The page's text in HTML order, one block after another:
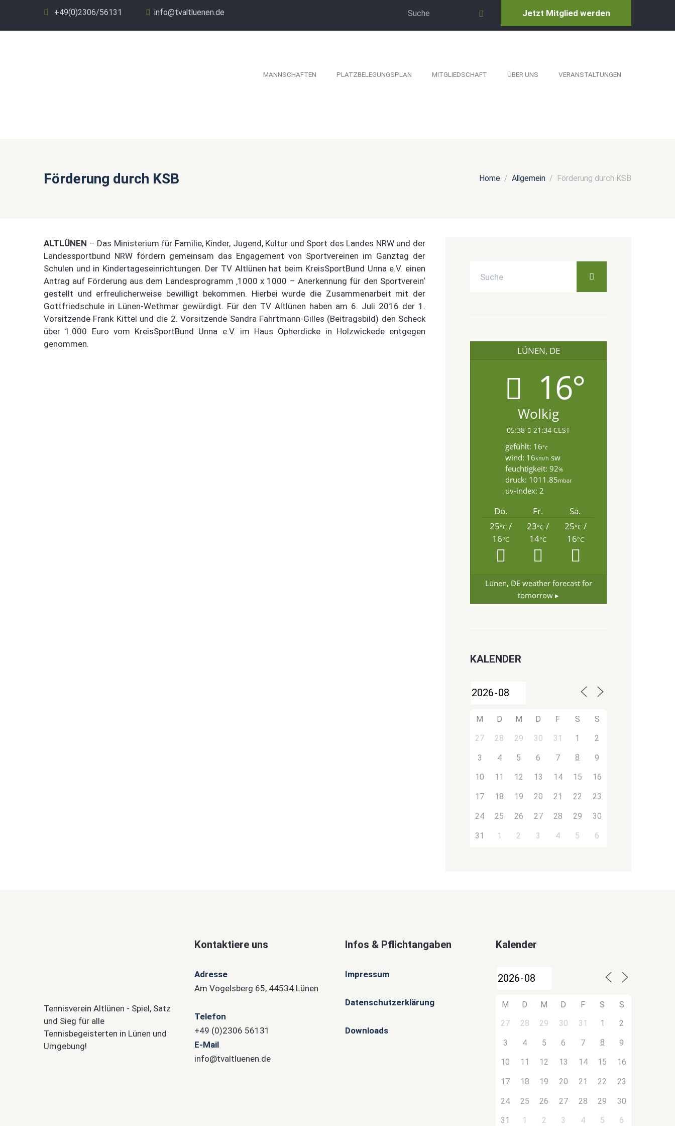
+49(0)2306/56131 info@tvaltluenen.de Jetzt Mitglied werden
MANNSCHAFTEN PLATZBELEGUNGSPLAN MITGLIEDSCHAFT ÜBER UNS VERANSTALTUNGEN
Förderung durch KSB Home Allgemein Förderung durch KSB
ALTLÜNEN – Das Ministerium für Familie, Kinder, Jugend, Kultur und Sport des Landes NRW und der
Landessportbund NRW fördern gemeinsam das Engagement von Sportvereinen im Ganztag der
Schulen und in Kindertageseinrichtungen. Der TV Altlünen hat beim KreisSportBund Unna e.V. einen
Antrag auf Förderung aus dem Landesprogramm ‚1000 x 1000 – Anerkennung für den Sportverein‘
gestellt und erfreulicherweise bewilligt bekommen. Hierbei wurde die Zusammenarbeit mit der
Gottfriedschule in Lünen-Wethmar gewürdigt. Für den TV Altlünen haben am 6. Juli 2016 der 1.
Vorsitzende Frank Kittel und die 2. Vorsitzende Sandra Fahrtmann-Gilles (Beitragsbild) den Scheck
über 1.000 Euro vom KreisSportBund Unna e.V. im Haus Opherdicke in Holzwickede entgegen
genommen.
LÜNEN, DE
16°
Wolkig
05:38 21:34 CEST
gefühlt: 16°c
wind: 16km/h sw
feuchtigkeit: 92%
druck: 1011.85mbar
uv-index: 2
Do. Fr.
Sa.
25°C /
16°C
23°C /
14°C
25°C/
16°C
Lünen, DEweather forecast for
tomorrow ▸
KALENDER
M D M D F S
S
27
28 29 30 31 1 2
3 4 5 6 7 8 9
10 11 12 13 14 15 16
17 18 19 20 21 22 23
24 25 26 27 28 29 30
31 1 2 3 4 5 6
Tennisverein Altlünen - Spiel, Satz
und Sieg für alle
Tennisbegeisterten in Lünen und
Umgebung!
Kontaktiere uns
Adresse
Am Vogelsberg 65, 44534 Lünen
Telefon
+49 (0)2306 56131
E-Mail
info@tvaltluenen.de
Infos & Pflichtangaben
Impressum
Datenschutzerklärung
Downloads
Kalender
M D M D F S
S
27
28 29 30 31 1 2
3 4 5 6 7 8 9
10 11 12 13 14 15 16
17 18 19 20 21 22 23
24 25 26 27 28 29 30
31 1 2 3 4 5 6